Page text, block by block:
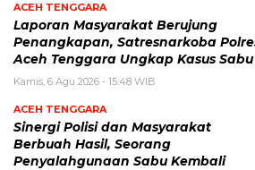
ACEH TENGGARA
Laporan Masyarakat Berujung
Penangkapan, Satresnarkoba
Aceh Tenggara Ungkap Kasus Sabu
Kamis, 6 Agu 2026 - 15:48 WIB
ACEH TENGGARA
Sinergi Polisi dan Masyarakat
Berbuah Hasil, Seorang
Penyalahgunaan Sabu Kembali